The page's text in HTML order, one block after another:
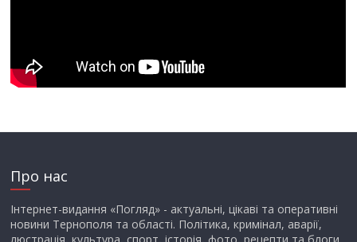
Про нас
Інтернет-видання «Погляд» - актуальні, цікаві та оперативні
новини Тернополя та області. Політика, кримінал, аварії,
люстрація, культура, спорт, історія, фото, рецепти та блоги